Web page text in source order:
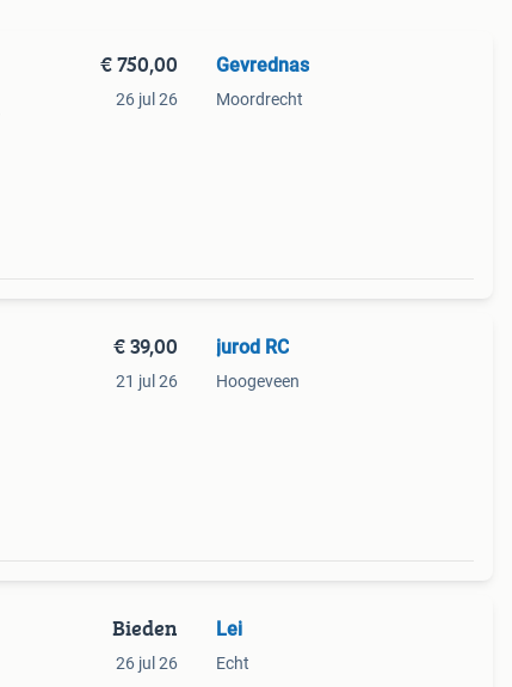
€ 750,00
26 jul 26
Gevrednas
Moordrecht
€ 39,00
21 jul 26
jurod RC
Hoogeveen
Bieden
26 jul 26
Lei
Echt